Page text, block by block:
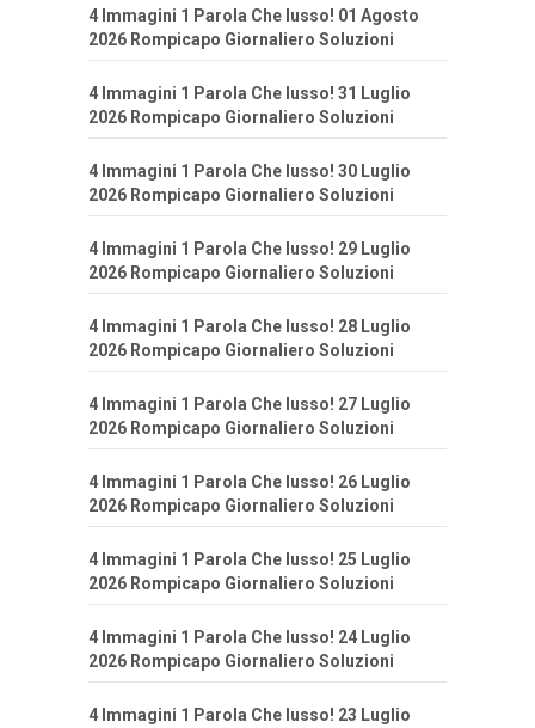
4 Immagini 1 Parola Che lusso! 01 Agosto
2026 Rompicapo Giornaliero Soluzioni
4 Immagini 1 Parola Che lusso! 31 Luglio
2026 Rompicapo Giornaliero Soluzioni
4 Immagini 1 Parola Che lusso! 30 Luglio
2026 Rompicapo Giornaliero Soluzioni
4 Immagini 1 Parola Che lusso! 29 Luglio
2026 Rompicapo Giornaliero Soluzioni
4 Immagini 1 Parola Che lusso! 28 Luglio
2026 Rompicapo Giornaliero Soluzioni
4 Immagini 1 Parola Che lusso! 27 Luglio
2026 Rompicapo Giornaliero Soluzioni
4 Immagini 1 Parola Che lusso! 26 Luglio
2026 Rompicapo Giornaliero Soluzioni
4 Immagini 1 Parola Che lusso! 25 Luglio
2026 Rompicapo Giornaliero Soluzioni
4 Immagini 1 Parola Che lusso! 24 Luglio
2026 Rompicapo Giornaliero Soluzioni
4 Immagini 1 Parola Che lusso! 23 Luglio